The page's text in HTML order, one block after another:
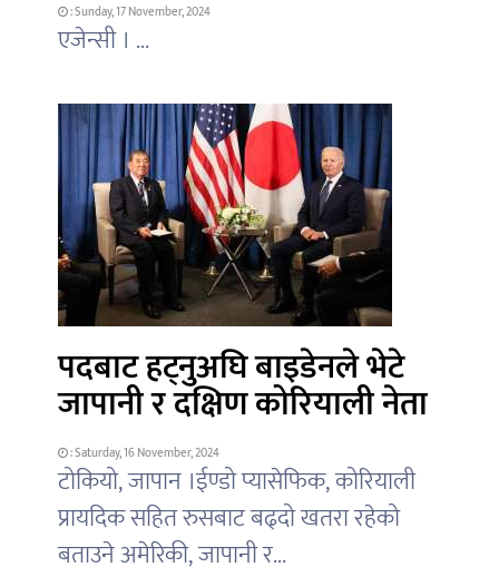
: Sunday, 17 November, 2024
एजेन्सी । ...
पदबाट हट्नुअघि बाइडेनले भेटे
जापानी र दक्षिण कोरियाली नेता
: Saturday, 16 November, 2024
टोकियो, जापान ।ईण्डो प्यासेफिक, कोरियाली
प्रायदिक सहित रुसबाट बढ्दो खतरा रहेको
बताउने अमेरिकी, जापानी र...